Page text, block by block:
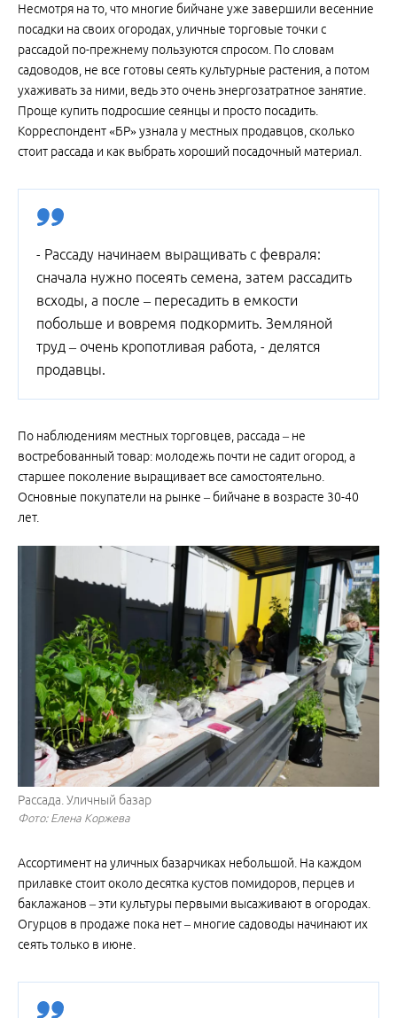
Несмотря на то, что многие бийчане уже завершили весенние
посадки на своих огородах, уличные торговые точки с
рассадой по-прежнему пользуются спросом. По словам
садоводов, не все готовы сеять культурные растения, а потом
ухаживать за ними, ведь это очень энергозатратное занятие.
Проще купить подросшие сеянцы и просто посадить.
Корреспондент «БР» узнала у местных продавцов, сколько
стоит рассада и как выбрать хороший посадочный материал.
- Рассаду начинаем выращивать с февраля:
сначала нужно посеять семена, затем рассадить
всходы, а после – пересадить в емкости
побольше и вовремя подкормить. Земляной
труд – очень кропотливая работа, - делятся
продавцы.
По наблюдениям местных торговцев, рассада – не
востребованный товар: молодежь почти не садит огород, а
старшее поколение выращивает все самостоятельно.
Основные покупатели на рынке – бийчане в возрасте 30-40
лет.
Рассада. Уличный базар
Фото: Елена Коржева
Ассортимент на уличных базарчиках небольшой. На каждом
прилавке стоит около десятка кустов помидоров, перцев и
баклажанов – эти культуры первыми высаживают в огородах.
Огурцов в продаже пока нет – многие садоводы начинают их
сеять только в июне.